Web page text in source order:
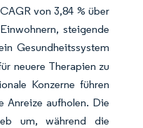
von 3,84 % über
steigende
Gesundheitssystem
neuere Therapien zu
Konzerne führen
Anreize aufholen. Die
um, während die